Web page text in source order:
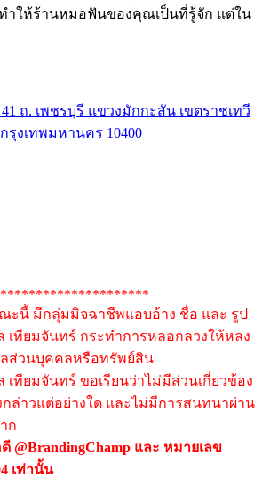
ำให้ร้านหมอฟันของคุณเป็นที่รู้จัก แต่ใน
41 ถ. เพชรบุรี แขวงมักกะสัน เขตราชเทวี
กรุงเทพมหานคร 10400
ะนี้ มีกลุ่มมิจฉาชีพแอบอ้าง ชื่อ และ รูป
เทียมจันทร์ กระทำการหลอกลวงให้หลง
ลส่วนบุคคลหรือทรัพย์สิน
เทียมจันทร์ ขอเรียนว่าไม่มีส่วนเกี่ยวข้อง
กล่าวแต่อย่างใด และไม่มีการสนทนาผ่าน
ก
@BrandingChamp และ หมายเลข
เท่านั้น